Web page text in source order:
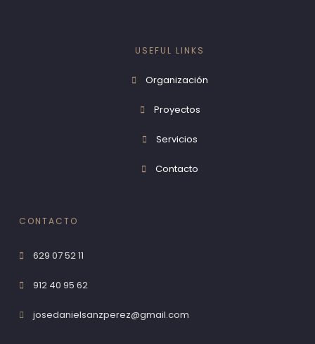
USEFUL LINKS
Organización
Proyectos
Servicios
Contacto
CONTACTO
629 07 52 11
912 40 95 62
josedanielsanzperez@gmail.com